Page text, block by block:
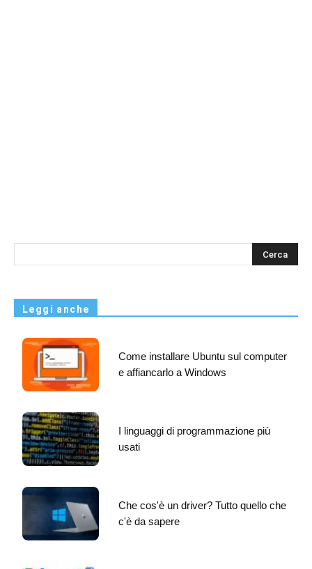
s
Leggi anche
Come installare Ubuntu sul computer
e affiancarlo a Windows
I linguaggi di programmazione più
usati
Che cos'è un driver? Tutto quello che
c'è da sapere